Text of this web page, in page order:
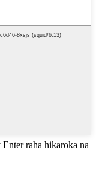
raha hikaroka na